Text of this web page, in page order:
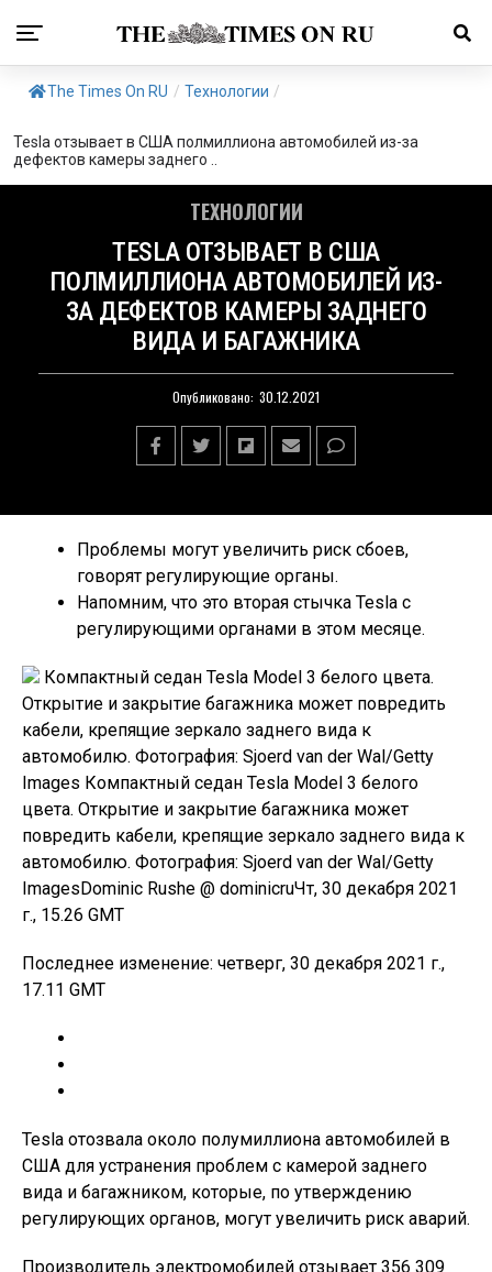
The Times On RU / Технологии /
Tesla отзывает в США полмиллиона автомобилей из-за
дефектов камеры заднего ..
ТЕХНОЛОГИИ
TESLA ОТЗЫВАЕТ В США
ПОЛМИЛЛИОНА АВТОМОБИЛЕЙ ИЗ-
ЗА ДЕФЕКТОВ КАМЕРЫ ЗАДНЕГО
ВИДА И БАГАЖНИКА
Опубликовано: 30.12.2021
Проблемы могут увеличить риск сбоев,
говорят регулирующие органы.
Напомним, что это вторая стычка Tesla с
регулирующими органами в этом месяце.
Компактный седан Tesla Model 3 белого цвета.
Открытие и закрытие багажника может повредить
кабели, крепящие зеркало заднего вида к
автомобилю. Фотография: Sjoerd van der Wal/Getty
Images Компактный седан Tesla Model 3 белого
цвета. Открытие и закрытие багажника может
повредить кабели, крепящие зеркало заднего вида к
автомобилю. Фотография: Sjoerd van der Wal/Getty
ImagesDominic Rushe @ dominicruЧт, 30 декабря 2021
г., 15.26 GMT
Последнее изменение: четверг, 30 декабря 2021 г.,
17.11 GMT
Tesla отозвала около полумиллиона автомобилей в
США для устранения проблем с камерой заднего
вида и багажником, которые, по утверждению
регулирующих органов, могут увеличить риск аварий.
Производитель электромобилей отзывает 356 309